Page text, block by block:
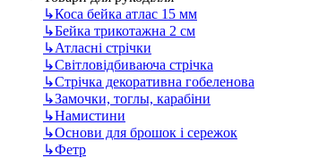
↳Коса бейка атлас 15 мм
↳Бейка трикотажна 2 см
↳Атласні стрічки
↳Світловідбиваюча стрічка
↳Стрічка декоративна гобеленова
↳Замочки, тоглы, карабіни
↳Намистини
↳Основи для брошок і сережок
↳Фетр